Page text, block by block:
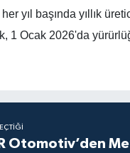
yıl başında yıllık
1 Ocak 2026'da
Otomotiv’den